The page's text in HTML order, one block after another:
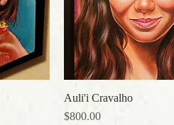
クイックビュー
Auli'i Cravalho
価格
$800.00